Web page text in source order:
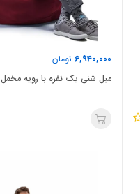
6,940,000 تومان
مبل شنی یک نفره با رویه مخمل